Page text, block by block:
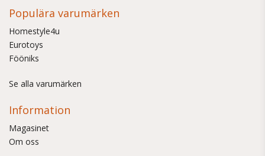
Populära varumärken
Homestyle4u
Eurotoys
Fööniks
Se alla varumärken
Information
Magasinet
Om oss